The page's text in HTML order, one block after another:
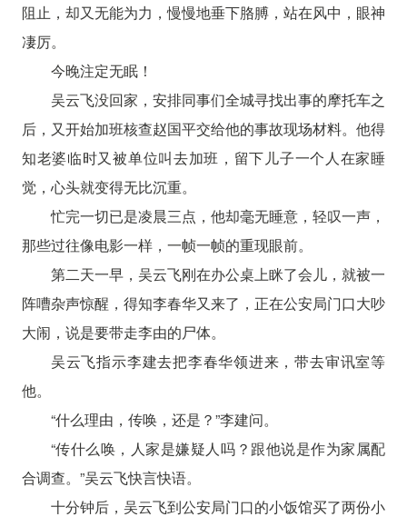
阻止，却又无能为力，慢慢地垂下胳膊，站在风中，眼神
凄厉。
今晚注定无眠！
吴云飞没回家，安排同事们全城寻找出事的摩托车之
后，又开始加班核查赵国平交给他的事故现场材料。他得
知老婆临时又被单位叫去加班，留下儿子一个人在家睡
觉，心头就变得无比沉重。
忙完一切已是凌晨三点，他却毫无睡意，轻叹一声，
那些过往像电影一样，一帧一帧的重现眼前。
第二天一早，吴云飞刚在办公桌上眯了会儿，就被一
阵嘈杂声惊醒，得知李春华又来了，正在公安局门口大吵
大闹，说是要带走李由的尸体。
吴云飞指示李建去把李春华领进来，带去审讯室等
他。
“什么理由，传唤，还是？”李建问。
“传什么唤，人家是嫌疑人吗？跟他说是作为家属配
合调查。”吴云飞快言快语。
十分钟后，吴云飞到公安局门口的小饭馆买了两份小